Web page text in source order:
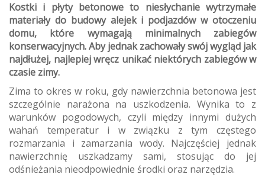
Kostki i płyty betonowe to niesłychanie wytrzymałe
materiały do budowy alejek i podjazdów w otoczeniu
domu, które wymagają minimalnych zabiegów
konserwacyjnych. Aby jednak zachowały swój wygląd jak
najdłużej, najlepiej wręcz unikać niektórych zabiegów w
czasie zimy.
Zima to okres w roku, gdy nawierzchnia betonowa jest
szczególnie narażona na uszkodzenia. Wynika to z
warunków pogodowych, czyli między innymi dużych
wahań temperatur i w związku z tym częstego
rozmarzania i zamarzania wody. Najczęściej jednak
nawierzchnię uszkadzamy sami, stosując do jej
odśnieżania nieodpowiednie środki oraz narzędzia.